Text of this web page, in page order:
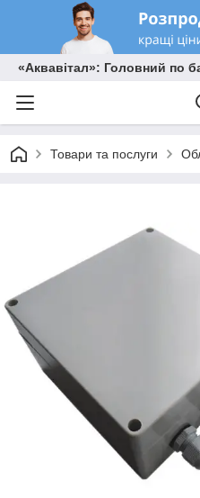
«Аквавітал»: Головний по
Товари та послуги